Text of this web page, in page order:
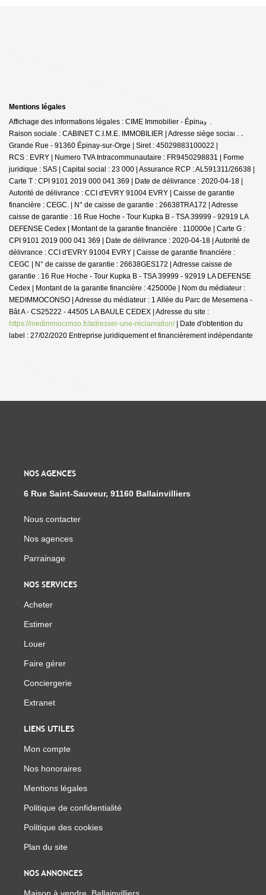
Mentions légales
Affichage des informations légales : CIME Immobilier - Épinay-sur-Orge |
Raison sociale : CABINET C.I.M.E. IMMOBILIER | Adresse siège social : 7
Grande Rue - 91360 Épinay-sur-Orge | Siret : 45029883100022 |
RCS : EVRY | Numero TVA Intracommunautaire : FR9450298831 | Forme
juridique : SAS | Capital social : 23 000 | Assurance RCP : AL591311/26638 |
Carte T : CPI 9101 2019 000 041 369 | Date de délivrance : 2020-04-18 |
Autorité de délivrance : CCI d'EVRY 91004 EVRY | Caisse de garantie
financière : CEGC. | N° de caisse de garantie : 26638TRA172 | Adresse
caisse de garantie : 16 Rue Hoche - Tour Kupka B - TSA 39999 - 92919 LA
DEFENSE Cedex | Montant de la garantie financière : 110000e | Carte G :
CPI 9101 2019 000 041 369 | Date de délivrance : 2020-04-18 | Autorité de
délivrance : CCI d'EVRY 91004 EVRY | Caisse de garantie financière :
CEGC | N° de caisse de garantie : 26638GES172 | Adresse caisse de
garantie : 16 Rue Hoche - Tour Kupka B - TSA 39999 - 92919 LA DEFENSE
Cedex | Montant de la garantie financière : 425000e | Nom du médiateur :
MEDIMMOCONSO | Adresse du médiateur : 1 Allée du Parc de Mesemena -
Bât A - CS25222 - 44505 LA BAULE CEDEX | Adresse du site :
https://medimmoconso.fr/adresser-une-reclamation/| Date d'obtention du
label : 27/02/2020 Entreprise juridiquement et financièrement indépendante
NOS AGENCES
6 Rue Saint-Sauveur, 91160 Ballainvilliers
Nous contacter
Nos agences
Parrainage
NOS SERVICES
Acheter
Estimer
Louer
Faire gérer
Conciergerie
Extranet
LIENS UTILES
Mon compte
Nos honoraires
Mentions légales
Politique de confidentialité
Politique des cookies
Plan du site
NOS ANNONCES
Maison à vendre, Ballainvilliers